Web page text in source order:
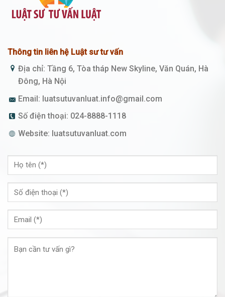
Thông tin liên hệ Luật sư tư vấn
Địa chỉ: Tầng 6, Tòa tháp New Skyline, Văn Quán, Hà
Đông, Hà Nội
Email: luatsutuvanluat.info@gmail.com
Số điện thoại: 024-8888-1118
Website: luatsutuvanluat.com